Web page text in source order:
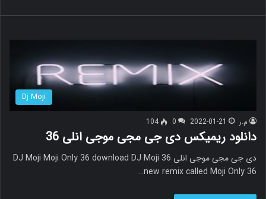
Dj Moji
م.ر 2022-01-21
0
104
دانلود ریمیکس دی جی مجی موجی انلی 36
دی جی مجی موجی انلی 36 DJ Moji Moji Only 36 download DJ Moji
new remix called Moji Only 36…